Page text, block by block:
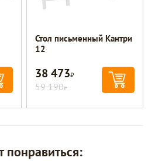
Стол письменный Кантри
12
38 473Р
59 190Р